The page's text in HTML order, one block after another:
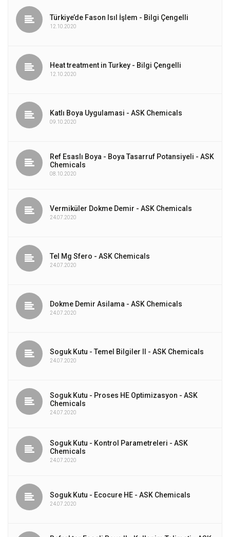
Türkiye’de Fason Isıl İşlem - Bilgi Çengelli
12.10.2020
Heat treatment in Turkey - Bilgi Çengelli
12.10.2020
Katlı Boya Uygulamasi - ASK Chemicals
09.10.2020
Ref Esaslı Boya - Boya Tasarruf Potansiyeli - ASK
Chemicals
08.10.2020
Vermiküler Dokme Demir - ASK Chemicals
24.07.2020
Tel Mg Sfero - ASK Chemicals
24.07.2020
Dokme Demir Asilama - ASK Chemicals
24.07.2020
Soguk Kutu - Temel Bilgiler II - ASK Chemicals
24.07.2020
Soguk Kutu - Proses HE Optimizasyon - ASK
Chemicals
24.07.2020
Soguk Kutu - Kontrol Parametreleri - ASK
Chemicals
24.07.2020
Soguk Kutu - Ecocure HE - ASK Chemicals
24.07.2020